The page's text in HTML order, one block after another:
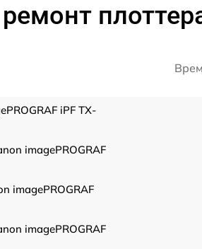
iPF TX-
imagePROGRAF
imagePROGRAF
imagePROGRAF